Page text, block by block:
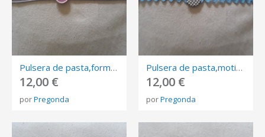
Pulsera de pasta,forma redonda pintada en tonos lilas. Cordón de algodón lila.
12,00 €
porPregonda
Pulsera de pasta,motivo central redondo pintado en cuadros gris y blanco. Fornitura azul.
12,00 €
porPregonda